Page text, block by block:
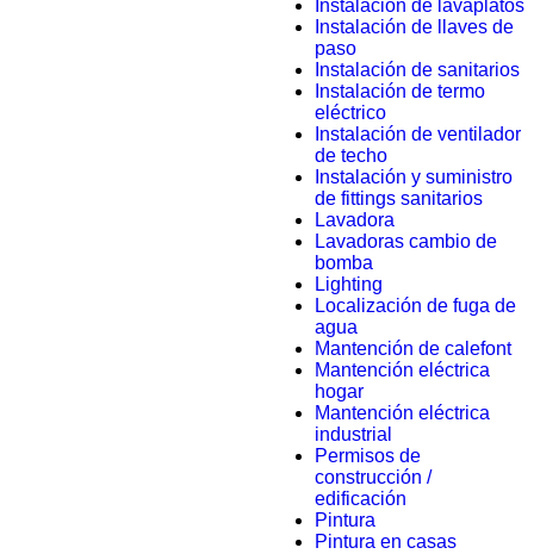
Instalación de lavaplatos
Instalación de llaves de
paso
Instalación de sanitarios
Instalación de termo
eléctrico
Instalación de ventilador
de techo
Instalación y suministro
de fittings sanitarios
Lavadora
Lavadoras cambio de
bomba
Lighting
Localización de fuga de
agua
Mantención de calefont
Mantención eléctrica
hogar
Mantención eléctrica
industrial
Permisos de
construcción /
edificación
Pintura
Pintura en casas